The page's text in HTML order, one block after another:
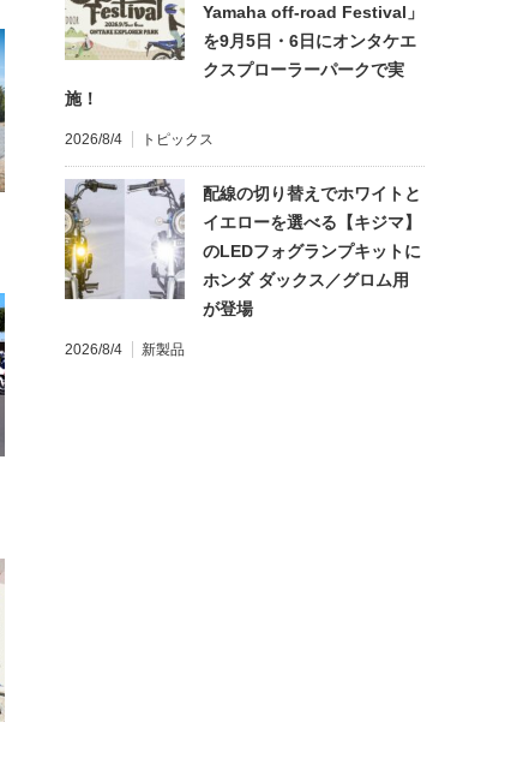
Yamaha off-road Festival」
を9月5日・6日にオンタケエ
クスプローラーパークで実
施！
2026/8/4 トピックス
配線の切り替えでホワイトと
イエローを選べる【キジマ】
のLEDフォグランプキットに
ホンダ ダックス／グロム用
が登場
2026/8/4 新製品